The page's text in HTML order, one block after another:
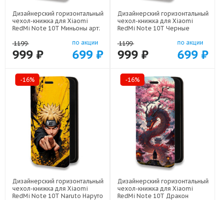
Дизайнерский горизонтальный
чехол-книжка для Xiaomi
RedMi Note 10T Миньоны арт:
1199
999 ₽
по акции
699 ₽
Дизайнерский горизонтальный
чехол-книжка для Xiaomi
RedMi Note 10T Черные
1199
999 ₽
по акции
699 ₽
-16%
Дизайнерский горизонтальный
чехол-книжка для Xiaomi
RedMi Note 10T Naruto Наруто
-16%
Дизайнерский горизонтальный
чехол-книжка для Xiaomi
RedMi Note 10T Дракон